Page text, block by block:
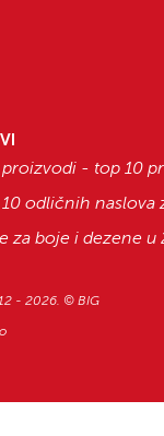
- top 10
odličnih naslova
za boje i dezene u
- 2026. © BIG